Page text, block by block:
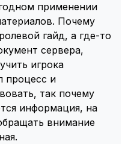
применении
Почему
гайд, а где-то
сервера,
игрока
процесс и
так почему
информация, на
внимание